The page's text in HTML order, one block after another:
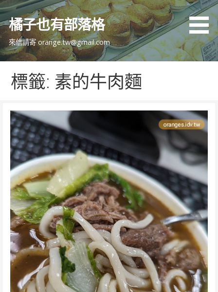
跳
主
內
橘子也有部落格
來信請寄 orange.tw@gmail.com
標籤: 素的牛肉麵